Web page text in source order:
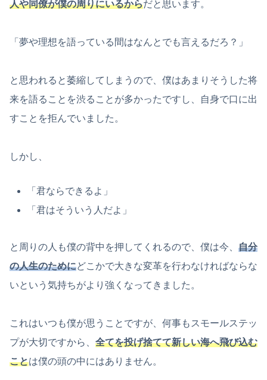
人や同僚が僕の周りにいるからだと思います。
「夢や理想を語っている間はなんとでも言えるだろ？」
と思われると萎縮してしまうので、僕はあまりそうした将
来を語ることを渋ることが多かったですし、自身で口に出
すことを拒んでいました。
しかし、
「君ならできるよ」
「君はそういう人だよ」
と周りの人も僕の背中を押してくれるので、僕は今、 自分
の人生のためにどこかで大きな変革を行わなければならな
いという気持ちがより強くなってきました。
これはいつも僕が思うことですが、何事もスモールステッ
プが大切ですから、 全てを投げ捨てて新しい海へ飛び込む
ことは僕の頭の中にはありません。